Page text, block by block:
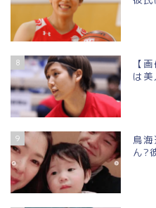
8
【
は
9
鳥
ん?